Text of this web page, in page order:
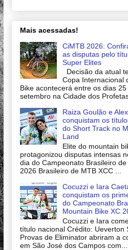
Mais acessadas!
CiMTB 2026:
as disputas pelo
Super Elites
Decisão da atual
Copa Internacional
Bike acontecerá entre os dias
setembro na Cidade dos
Raiza Goulão e
conquistam os
do Short Track no
Land
Elite do mountain
protagonizou disputas intensas
dia do Campeonato Brasileiro de
2026 Brasileiro de MTB XCC ...
Cocuzzi e Iara
conquistam os
do Campeonato
Mountain Bike XC
Cocuzzi e Iara
título nacional Crédito: Ueverton
Provas de Eliminator abriram a
em São José dos Campos com...